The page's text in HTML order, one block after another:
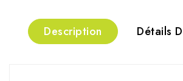
Description Détails